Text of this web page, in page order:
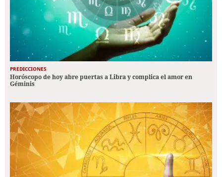
PREDICCIONES
Horóscopo de hoy abre puertas a Libra y complica el amor en
Géminis